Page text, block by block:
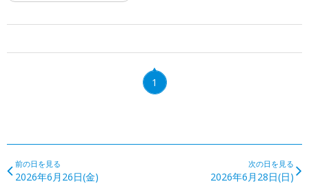
1
前の日を見る
2026年6月26日(金)
次の日を見る
2026年6月28日(日)